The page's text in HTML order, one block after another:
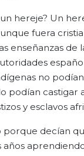
hereje? Un
fuera
enseñanzas de
no
podían castigar
y esclavos
porque decían
años